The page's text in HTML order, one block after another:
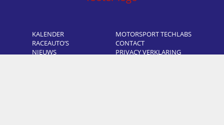
KALENDER
RACEAUTO’S
NIEUWS
MOTORSPORT TECHLABS
CONTACT
PRIVACY VERKLARING